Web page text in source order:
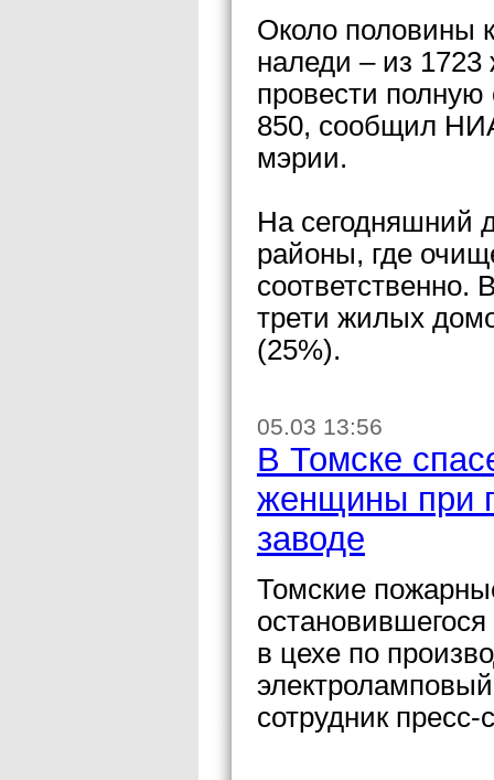
Около половины
наледи – из
провести полную
850, сообщил
мэрии.
На сегодняшний
районы, где
соответственно.
трети жилых
(25%).
05.03 13:56
В Томске
женщины при
заводе
Томские
в цехе по
сотрудник